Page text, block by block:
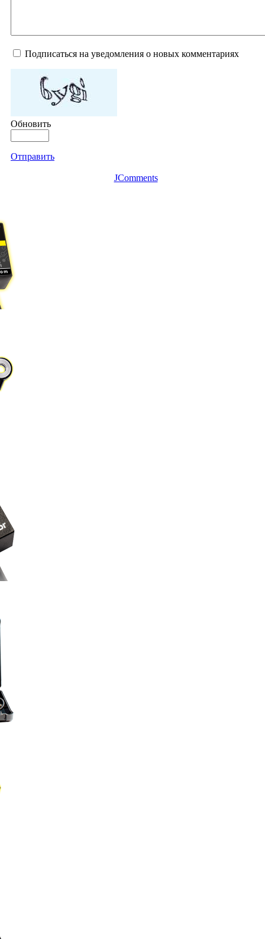
Подписаться на уведомления о новых комментариях
Обновить
Отправить
JComments